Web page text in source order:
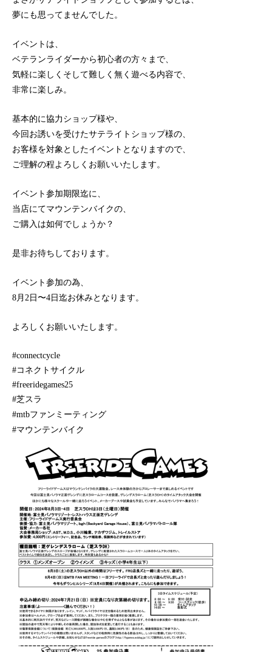
夢にも思ってませんでした。
イベントは、
ベテランライダーから初心者の方々まで、
気軽に楽しくそして難しく無く遊べる内容で、
非常に楽しみ。
基本的に協力ショップ様や、
今回お誘いを受けたサテライトショップ様の、
お客様を対象としたイベントとなりますので、
ご理解の程よろしくお願いいたします。
イベント参加期限迄に、
当店にてマウンテンバイクの、
ご購入は如何でしょうか？
是非お待ちしております。
イベント参加の為、
8月2日〜4日迄お休みとなります。
よろしくお願いいたします。
#connectcycle
#コネクトサイクル
#freeridegames25
#芝スラ
#mtbファンミーティング
#マウンテンバイク